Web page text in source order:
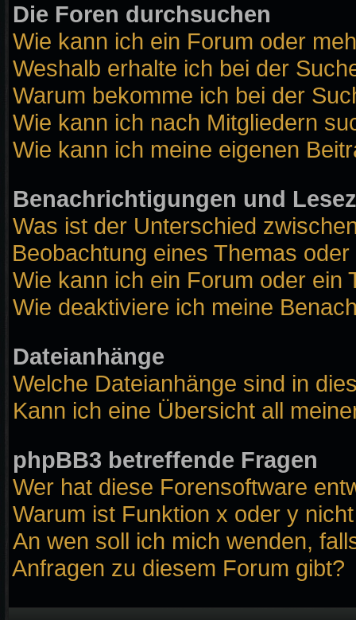
Die Foren durchsuchen
Wie kann ich ein Forum oder
Weshalb erhalte ich bei der
Warum bekomme ich bei der
Wie kann ich nach Mitgliedern
Wie kann ich meine eigenen
Benachrichtigungen und
Was ist der Unterschied
Beobachtung eines Themas
Wie kann ich ein Forum oder ein
Wie deaktiviere ich meine
Dateianhänge
Welche Dateianhänge sind in
Kann ich eine Übersicht all
phpBB3 betreffende Fragen
Wer hat diese Forensoftware
Warum ist Funktion x oder y
An wen soll ich mich wenden,
Anfragen zu diesem Forum gibt?